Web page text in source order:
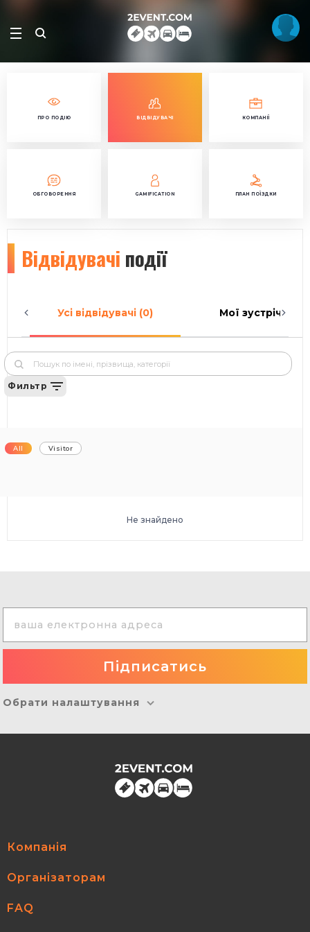
ПРО ПОДІЮ ВІДВІДУВАЧІ КОМПАНІЇ
ОБГОВОРЕННЯ GAMIFICATION ПЛАН ПОЇЗДКИ
Відвідувачі події
Усі відвідувачі (0) Мої зустрічі (0)
Фильтр
All Visitor
Не знайдено
Обрати налаштування
Компанія
Організаторам
FAQ